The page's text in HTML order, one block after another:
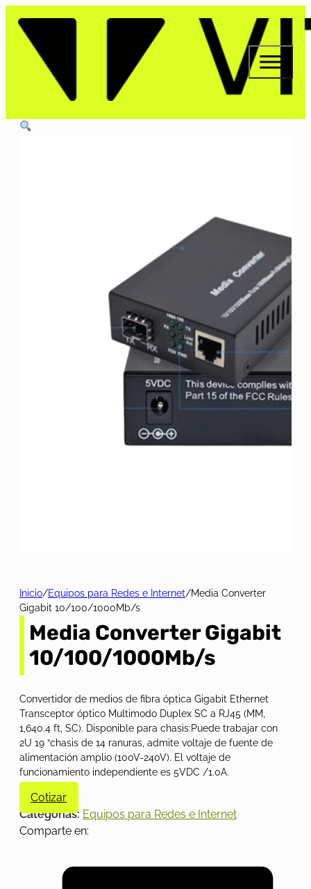
Inicio/Equipos para Redes e Internet/Media Converter
Gigabit 10/100/1000Mb/s
Media Converter Gigabit
10/100/1000Mb/s
Convertidor de medios de fibra óptica Gigabit Ethernet
Transceptor óptico Multimodo Duplex SC a RJ45 (MM,
1,640.4 ft, SC). Disponible para chasis:Puede trabajar con
2U 19 “chasis de 14 ranuras, admite voltaje de fuente de
alimentación amplio (100V-240V). El voltaje de
funcionamiento independiente es 5VDC /1.0A.
Cotizar
Categorías: Equipos para Redes e Internet
Comparte en: